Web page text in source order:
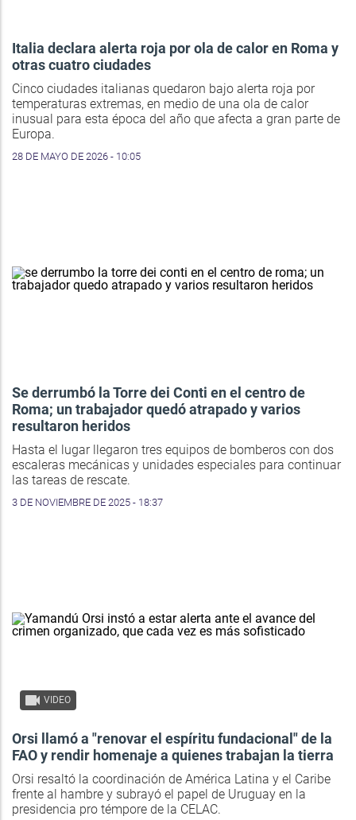
Italia declara alerta roja por ola de calor en Roma y
otras cuatro ciudades
Cinco ciudades italianas quedaron bajo alerta roja por
temperaturas extremas, en medio de una ola de calor
inusual para esta época del año que afecta a gran parte de
Europa.
28 DE MAYO DE 2026 - 10:05
Se derrumbó la Torre dei Conti en el centro de
Roma; un trabajador quedó atrapado y varios
resultaron heridos
Hasta el lugar llegaron tres equipos de bomberos con dos
escaleras mecánicas y unidades especiales para continuar
las tareas de rescate.
3 DE NOVIEMBRE DE 2025 - 18:37
VIDEO
Orsi llamó a "renovar el espíritu fundacional" de la
FAO y rendir homenaje a quienes trabajan la tierra
Orsi resaltó la coordinación de América Latina y el Caribe
frente al hambre y subrayó el papel de Uruguay en la
presidencia pro témpore de la CELAC.